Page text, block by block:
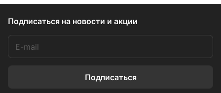
Подписаться на новости и акции
Подписаться